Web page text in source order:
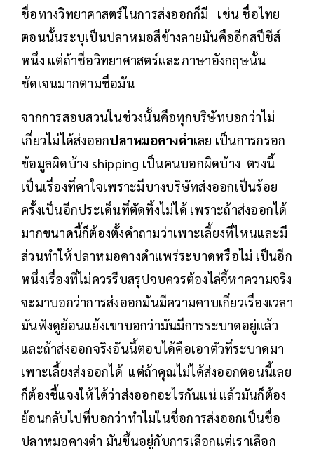
ชื่อทางวิทยาศาสตร์ในการส่งออกก็มี เช่น ชื่อไทย
ตอนนั้นระบุเป็นปลาหมอสีข้างลายมันคืออีกสปีชีส์
หนึ่ง แต่ถ้าชื่อวิทยาศาสตร์และภาษาอังกฤษนั้น
ชัดเจนมากตามชื่อมัน
จากการสอบสวนในช่วงนั้นคือทุกบริษัทบอกว่าไม่
เกี่ยวไม่ได้ส่งออกปลาหมอคางดำเลย เป็นการกรอก
ข้อมูลผิดบ้าง shipping เป็นคนบอกผิดบ้าง ตรงนี้
เป็นเรื่องที่คาใจเพราะมีบางบริษัทส่งออกเป็นร้อย
ครั้งเป็นอีกประเด็นที่ตัดทิ้งไม่ได้ เพราะถ้าส่งออกได้
มากขนาดนี้ก็ต้องตั้งคำถามว่าเพาะเลี้ยงที่ไหนและมี
ส่วนทำให้ปลาหมอคางดำแพร่ระบาดหรือไม่ เป็นอีก
หนึ่งเรื่องที่ไม่ควรรีบสรุปจบควรต้องไล่จี้หาความจริง
จะมาบอกว่าการส่งออกมันมีความคาบเกี่ยวเรื่องเวลา
มันฟังดูย้อนแย้งเขาบอกว่ามันมีการระบาดอยู่แล้ว
และถ้าส่งออกจริงอันนี้ตอบได้คือเอาตัวที่ระบาดมา
เพาะเลี้ยงส่งออกได้ แต่ถ้าคุณไม่ได้ส่งออกตอนนี้เลย
ก็ต้องชี้แจงให้ได้ว่าส่งออกอะไรกันแน่ แล้วมันก็ต้อง
ย้อนกลับไปที่บอกว่าทำไมในชื่อการส่งออกเป็นชื่อ
ปลาหมอคางดำ มันขึ้นอยู่กับการเลือกแต่เราเลือก